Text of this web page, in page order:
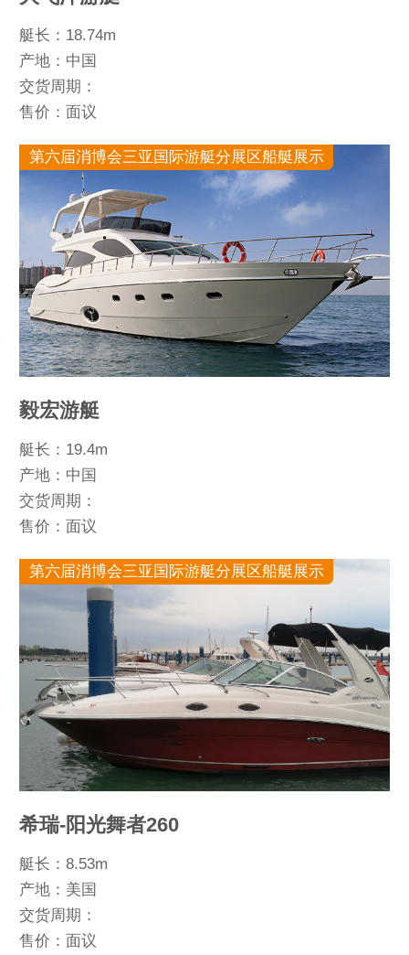
艇长：18.74m
产地：中国
交货周期：
售价：面议
第六届消博会三亚国际游艇分展区船艇展示
毅宏游艇
艇长：19.4m
产地：中国
交货周期：
售价：面议
第六届消博会三亚国际游艇分展区船艇展示
希瑞-阳光舞者260
艇长：8.53m
产地：美国
交货周期：
售价：面议